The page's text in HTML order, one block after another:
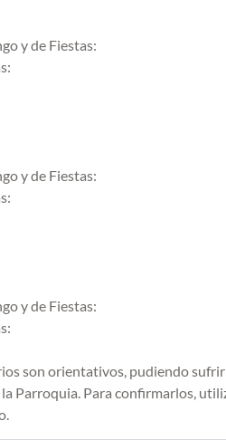
y de Fiestas:
y de Fiestas:
y de Fiestas:
son orientativos, pudiendo
la Parroquia. Para confirmarlos,